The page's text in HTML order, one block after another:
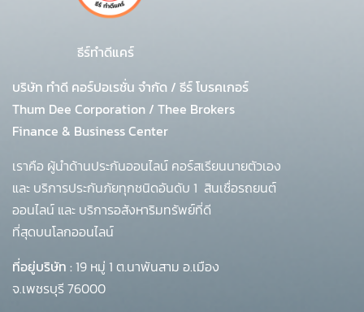
ธีร์ทำดีแคร์
บริษัท ทำดี คอร์ปอเรชั่น จำกัด / ธีร์ โบรคเกอร์
Thum Dee Corporation / Thee Brokers
Finance & Business Center
เราคือ ผู้นำด้านประกันออนไลน์ คอร์สเรียนนายตัวเอง
และ บริการประกันภัยทุกชนิดอันดับ 1 สินเชื่อรถยนต์
ออนไลน์ และ บริการอสังหาริมทรัพย์ที่ดี
ที่สุดบนโลกออนไลน์
ที่อยู่บริษัท : 19 หมู่ 1 ต.นาพันสาม อ.เมือง
จ.เพชรบุรี 76000